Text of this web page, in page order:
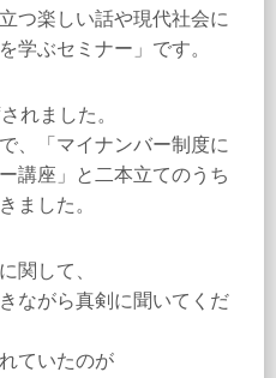
つ楽しい話や現代社会に
学ぶセミナー」です。
れました。
、「マイナンバー制度に
講座」と二本立てのうち
ました。
関して、
ながら真剣に聞いてくだ
ていたのが